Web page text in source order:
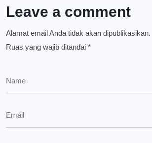
Leave a comment
Alamat email Anda tidak akan dipublikasikan.
Ruas yang wajib ditandai *